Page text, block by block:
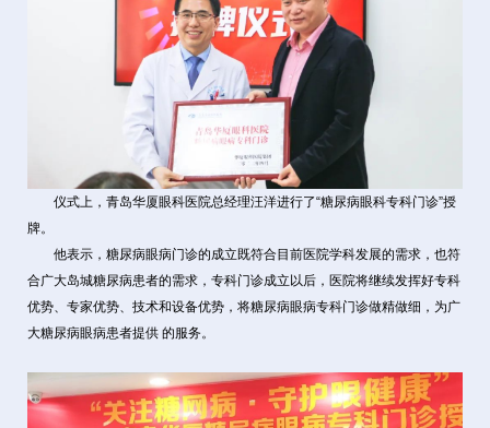
仪式上，青岛华厦眼科医院总经理汪洋进行了“糖尿病眼科专科门诊”授
牌。
他表示，糖尿病眼病门诊的成立既符合目前医院学科发展的需求，也符
合广大岛城糖尿病患者的需求，专科门诊成立以后，医院将继续发挥好专科
优势、专家优势、技术和设备优势，将糖尿病眼病专科门诊做精做细，为广
大糖尿病眼病患者提供 的服务。